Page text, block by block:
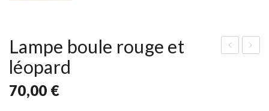
Lampe boule rouge et
léopard
70,00 €